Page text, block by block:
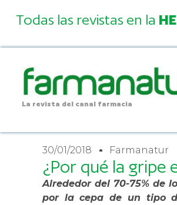
Todas las revistas en la
La revista del canal farmacia
30/01/2018 Farmanatur
¿Por qué la gripe
Alrededor del 70-75% de
por la cepa de un tipo